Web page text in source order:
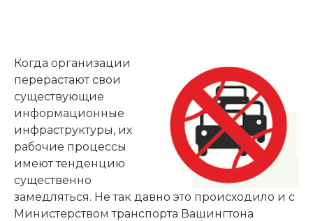
Когда организации
перерастают свои
существующие
информационные
инфраструктуры, их
рабочие процессы
имеют тенденцию
существенно
замедляться. Не так давно это происходило и с
Министерством транспорта Вашингтона